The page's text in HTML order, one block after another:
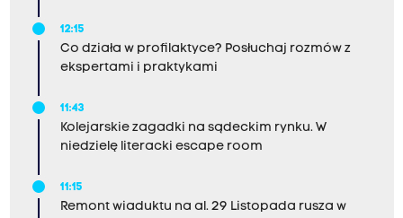
12:15
Co działa w profilaktyce? Posłuchaj rozmów z
ekspertami i praktykami
11:43
Kolejarskie zagadki na sądeckim rynku. W
niedzielę literacki escape room
11:15
Remont wiaduktu na al. 29 Listopada rusza w